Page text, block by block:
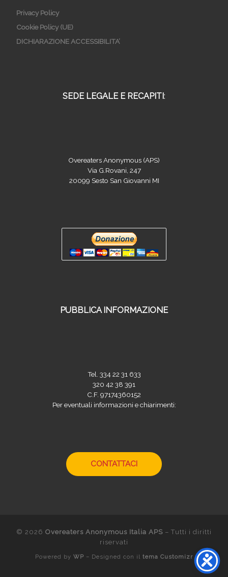
Privacy Policy
Cookie Policy (UE)
DICHIARAZIONE ACCESSIBILITA’
SEDE LEGALE E RECAPITI :
Overeaters Anonymous (APS)
Via G.Rovani, 247
20099 Sesto San Giovanni MI
PUBBLICA INFORMAZIONE
Tel. 334 22 31 633
320 42 38 391
C.F. 97174360152
Per eventuali informazioni e chiarimenti:
CONTATTACI
© 2026 Overeaters Anonymous Italia APS – Tutti i diritti
riservati
Powered by WP – Designed con il tema Customizr